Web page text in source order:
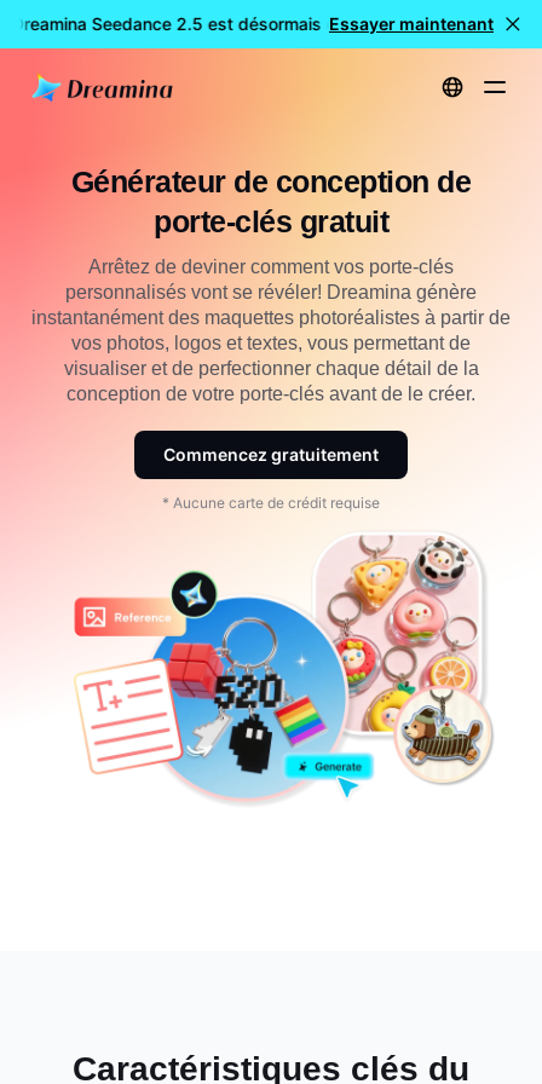
Seedance 2.5 est désormais disponible 🎉
Essayer maintenant
Accueil Créer Générateur de conception de porte-clés gratuit
Générateur de conception de
porte-clés gratuit
Arrêtez de deviner comment vos porte-clés
personnalisés vont se révéler! Dreamina génère
instantanément des maquettes photoréalistes à partir de
vos photos, logos et textes, vous permettant de
visualiser et de perfectionner chaque détail de la
conception de votre porte-clés avant de le créer.
Commencez gratuitement
* Aucune carte de crédit requise
Caractéristiques clés du